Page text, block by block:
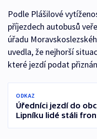
Podle Plášilové
příjezdech autobusů
úřadu
uvedla, že nejhorší
které jezdí podat
ODKAZ
Úředníci jezdí do
Lipníku lidé stáli